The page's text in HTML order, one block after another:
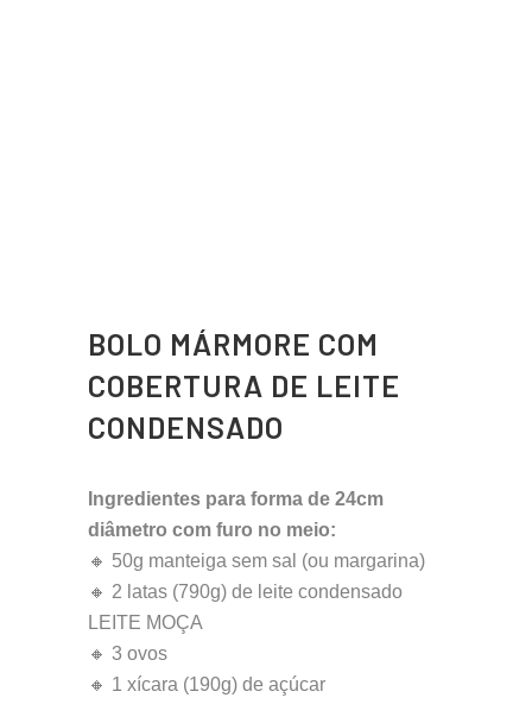
BOLO MÁRMORE COM
COBERTURA DE LEITE
CONDENSADO
Ingredientes para forma de 24cm
diâmetro com furo no meio:
🔸 50g manteiga sem sal (ou margarina)
🔸 2 latas (790g) de leite condensado
LEITE MOÇA
🔸 3 ovos
🔸 1 xícara (190g) de açúcar